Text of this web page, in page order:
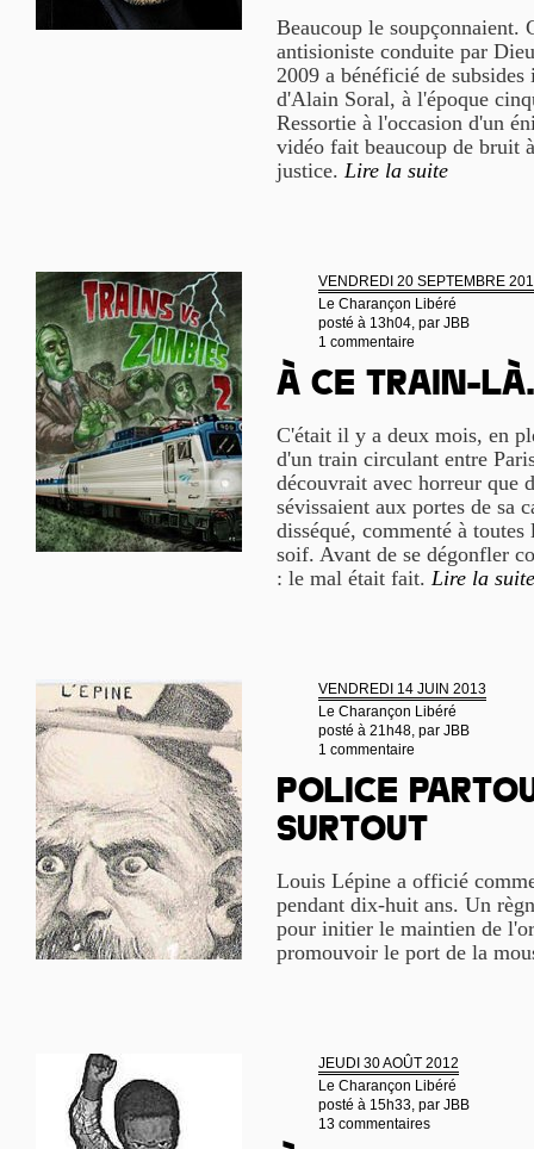
Beaucoup le soupçonnaient.
antisioniste conduite par
2009 a bénéficié de
d'Alain Soral, à l'époque
Ressortie à l'occasion d'un
vidéo fait beaucoup de bruit
justice. Lire la suite
VENDREDI 20 SEPTEMBRE
Le Charançon Libéré
posté à 13h04, par JBB
1 commentaire
À ce train-
C'était il y a deux mois, en
d'un train circulant entre
découvrait avec horreur que
sévissaient aux portes de sa
disséqué, commenté à
soif. Avant de se dégonfler
: le mal était fait. Lire la suite
VENDREDI 14 JUIN 2013
Le Charançon Libéré
posté à 21h48, par JBB
1 commentaire
Police
surtout
Louis Lépine a officié
pendant dix-huit ans. Un
pour initier le maintien de
promouvoir le port de la
JEUDI 30 AOÛT 2012
Le Charançon Libéré
posté à 15h33, par JBB
13 commentaires